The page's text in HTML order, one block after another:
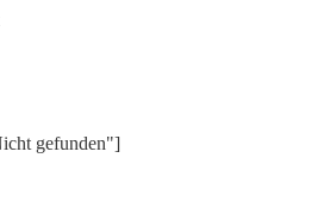
gefunden"]